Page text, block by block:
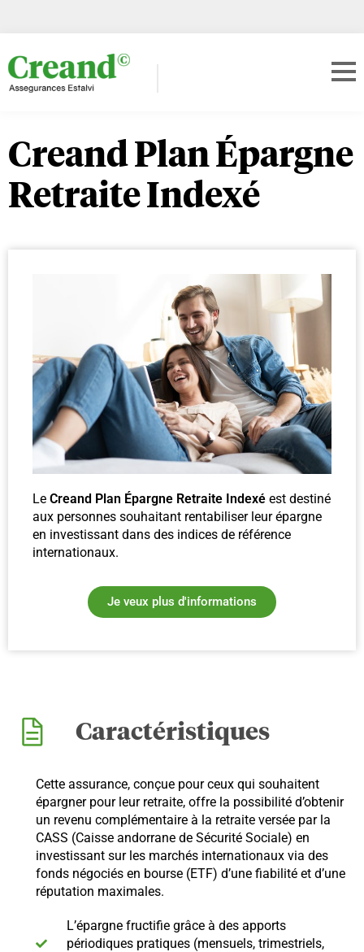
Creand Plan Épargne
Retraite Indexé
Le Creand Plan Épargne Retraite Indexé est destiné
aux personnes souhaitant rentabiliser leur épargne
en investissant dans des indices de référence
internationaux.
Je veux plus d'informations
Caractéristiques
Cette assurance, conçue pour ceux qui souhaitent
épargner pour leur retraite, offre la possibilité d’obtenir
un revenu complémentaire à la retraite versée par la
CASS (Caisse andorrane de Sécurité Sociale) en
investissant sur les marchés internationaux via des
fonds négociés en bourse (ETF) d’une fiabilité et d’une
réputation maximales.
L’épargne fructifie grâce à des apports
périodiques pratiques (mensuels, trimestriels,